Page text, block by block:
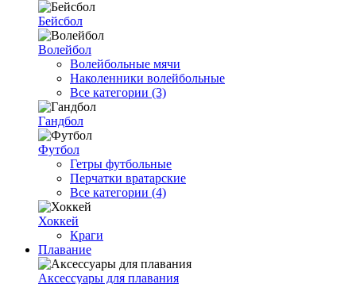
Бейсбол
Волейбол
Волейбольные мячи
Наколенники волейбольные
Все категории (3)
Гандбол
Футбол
Гетры футбольные
Перчатки вратарские
Все категории (4)
Хоккей
Краги
Плавание
Аксессуары для плавания